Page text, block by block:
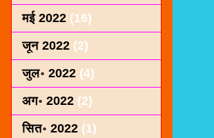
मई 2022 (16)
जून 2022 (2)
जुल॰ 2022 (4)
अग॰ 2022 (2)
सित॰ 2022 (1)